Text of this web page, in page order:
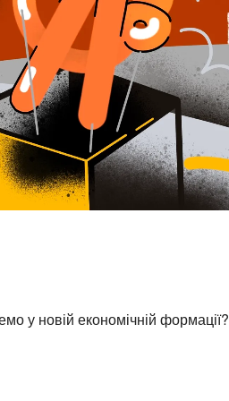
у новій економічній формації?